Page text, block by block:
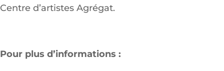
Centre d’artistes Agrégat.
Pour plus d’informations :